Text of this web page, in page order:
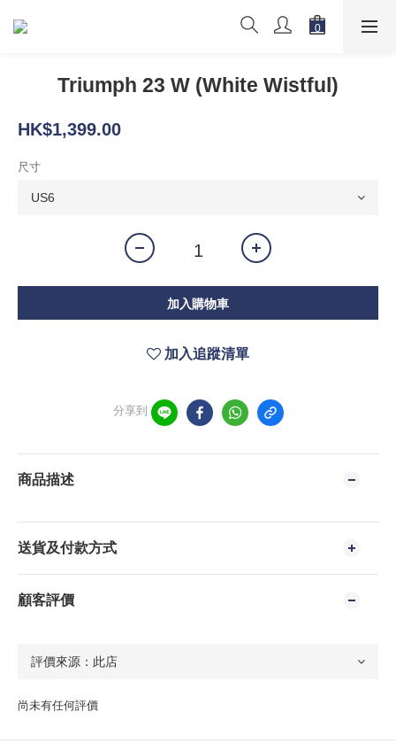
Triumph 23 W (White Wistful)
HK$1,399.00
尺寸
加入購物車
加入追蹤清單
分享到
商品描述
送貨及付款方式
顧客評價
尚未有任何評價